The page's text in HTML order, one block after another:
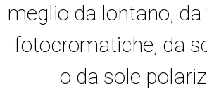
meglio da lontano, da
fotocromatiche, da
o da sole